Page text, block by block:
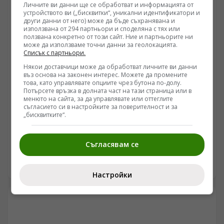
инфраструктура. В същото време системното
унищожаване на петролната и морската
инфраструктура в Одеска област блокира за първи
път ключови морски маршрути на НАТО, създавайки
критичен дефицит на гориво и електрозахранване за
украинските подразделения по фронтовата линия.
РУСИЯ
„Началникът на Генералния щаб избра своя
наследник. Путин прие“: Последни новини и
вътрешна информация – Суровикин, датата на
превземането на ДНР, „Кой стои зад ударите по
/Поглед.инфо/ Военните действия в Харковското
направление и Запорожието навлизат във фаза на
руското командване продължава трусът от кадрови
началника на Генералния щаб Валери Герасимов и
Личните ви данни ще се обработват и информацията от
устройството ви („бисквитки“, уникални идентификатори и
други данни от него) може да бъде съхранявана и
използвана от 294 партньори и споделяна с тях или
ползвана конкретно от този сайт. Ние и партньорите ни
може да използваме точни данни за геолокацията.
Списък с партньори.
Някои доставчици може да обработват личните ви данни
въз основа на законен интерес. Можете да промените
това, като управлявате опциите чрез бутона по-долу.
Потърсете връзка в долната част на тази страница или в
менюто на сайта, за да управлявате или оттеглите
съгласието си в настройките за поверителност и за
„бисквитките“.
Съгласявам се
Настройки